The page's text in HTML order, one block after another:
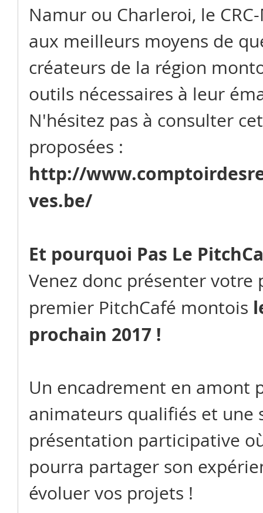
Namur ou Charleroi, le
aux meilleurs moyens de
créateurs de la région
outils nécessaires à leur
N'hésitez pas à consulter
proposées :
http://
ves.be/
Et pourquoi Pas Le
Venez donc présenter
premier PitchCafé montois
prochain 2017 !
Un encadrement en amont
animateurs qualifiés et une
présentation participative
pourra partager son
évoluer vos projets !